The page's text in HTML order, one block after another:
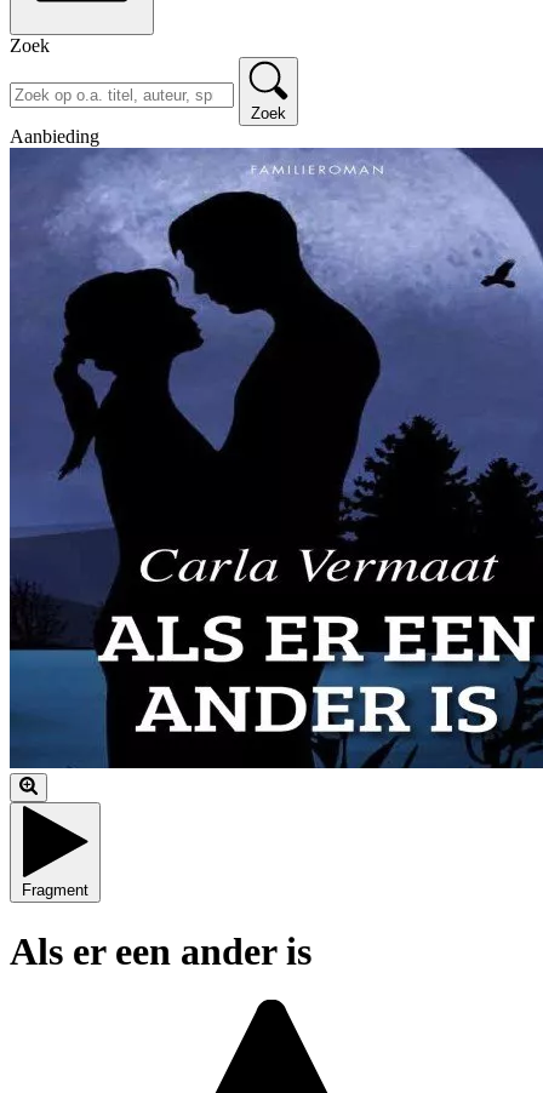
Zoek
Zoek
Aanbieding
Fragment
Als er een ander is